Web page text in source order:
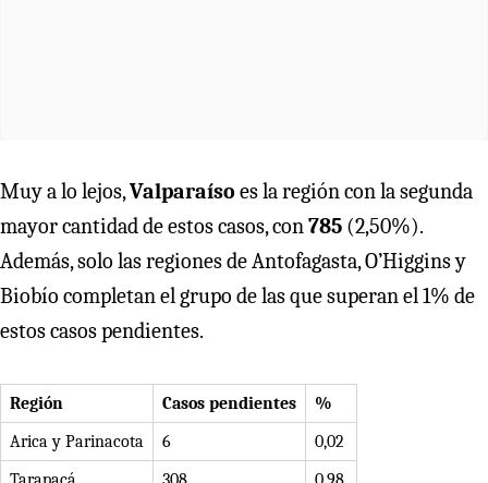
Muy a lo lejos,Valparaíso es la región con la segunda
mayor cantidad de estos casos, con785 (2,50%).
Además, solo las regiones de Antofagasta, O’Higgins y
Biobío completan el grupo de las que superan el 1% de
estos casos pendientes.
Región Casos pendientes
%
Arica y Parinacota
6
0,02